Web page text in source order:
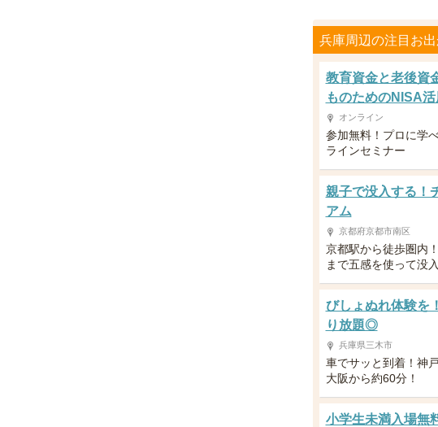
兵庫周辺の注目お
教育資金と老後資
ものためのNISA
オンライン
参加無料！プロに学
ラインセミナー
親子で没入する！
アム
京都府京都市南区
京都駅から徒歩圏内
まで五感を使って没
びしょぬれ体験を
り放題◎
兵庫県三木市
車でサッと到着！神
大阪から約60分！
小学生未満入場無